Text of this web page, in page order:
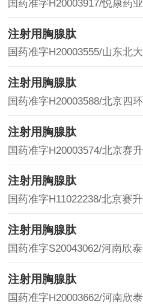
国药准字H20003917/悦康药
注射用胸腺肽
国药准字H20003555/山东北
注射用胸腺肽
国药准字H20003588/北京四
注射用胸腺肽
国药准字H20003574/北京赛
注射用胸腺肽
国药准字H11022238/北京赛
注射用胸腺肽
国药准字S20043062/河南欣
注射用胸腺肽
国药准字H20003662/河南欣